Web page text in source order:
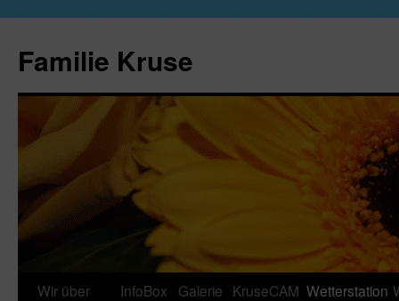
springen
Familie Kruse
Wir über
InfoBox Galerie KruseCAM Wetterstation